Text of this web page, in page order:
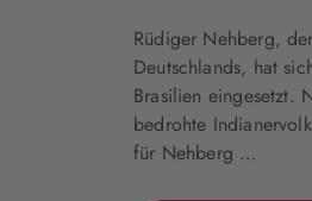
Rüdiger Nehberg,
Deutschlands, hat
Brasilien eingesetzt.
bedrohte
für Nehberg …